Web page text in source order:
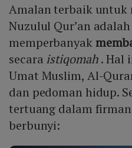
Amalan terbaik untuk
Nuzulul Qur’an
memperbanyak
secara istiqomah. Hal
Umat Muslim, Al-
dan pedoman hidup.
tertuang dalam
berbunyi: